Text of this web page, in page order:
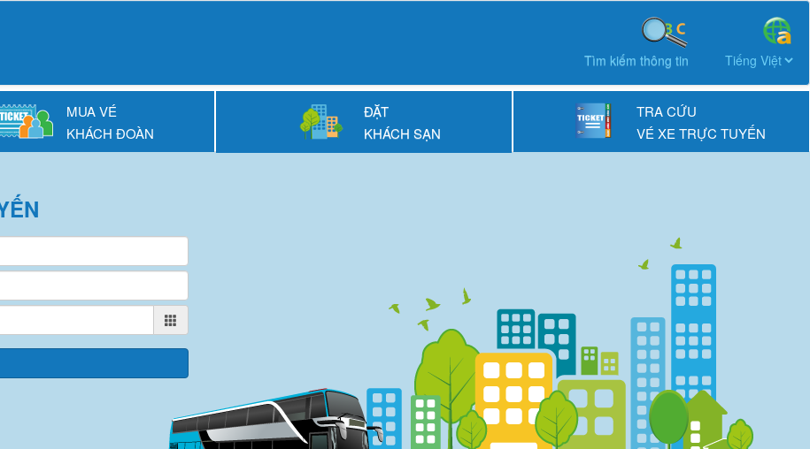
Tìm kiếm thông tin
MUA VÉ
KHÁCH ĐOÀN
ĐẶT
KHÁCH SẠN
TRA CỨU
VÉ XE TRỰC TUYẾN